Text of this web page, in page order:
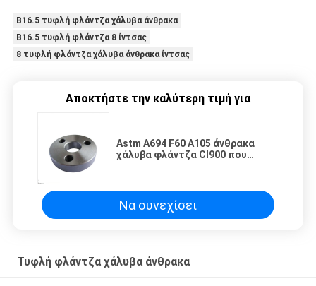
B16.5 τυφλή φλάντζα χάλυβα άνθρακα
B16.5 τυφλή φλάντζα 8 ίντσας
8 τυφλή φλάντζα χάλυβα άνθρακα ίντσας
Αποκτήστε την καλύτερη τιμή για
Astm A694 F60 A105 άνθρακα
χάλυβα φλάντζα Cl900 που
Να συνεχίσει
Τυφλή φλάντζα χάλυβα άνθρακα